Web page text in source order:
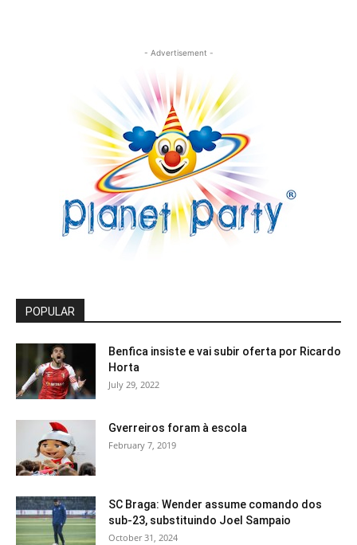
- Advertisement -
POPULAR
Benfica insiste e vai subir oferta por Ricardo
Horta
July 29, 2022
Gverreiros foram à escola
February 7, 2019
SC Braga: Wender assume comando dos
sub-23, substituindo Joel Sampaio
October 31, 2024